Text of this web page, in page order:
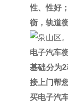
性、性好
衡，轨道
电子汽车
基础分为2
接上门帮
买电子汽